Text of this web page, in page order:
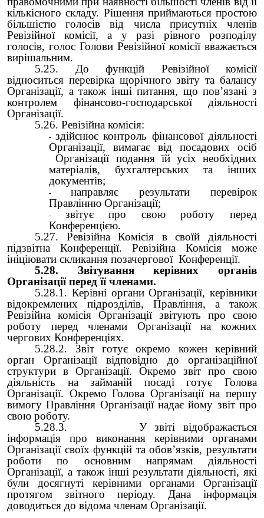
кількісного складу. Рішення приймаються простою
більшістю голосів від числа присутніх членів
Ревізійної комісії, а у разі рівного розподілу
голосів, голос Голови Ревізійної комісії вважається
вирішальним.
5.25. До функцій Ревізійної комісії
відноситься перевірка щорічного звіту та балансу
Організації, а також інші питання, що пов’язані з
контролем фінансово-господарської діяльності
Організації.
5.26. Ревізійна комісія:
здійснює контроль фінансової діяльності
Організації, вимагає від посадових осіб
Організації подання їй усіх необхідних
матеріалів, бухгалтерських та інших
документів;
направляє результати перевірок
Правлінню Організації;
звітує про свою роботу перед
Конференцією.
5.27. Ревізійна Комісія в своїй діяльності
підзвітна Конференції. Ревізійна Комісія може
ініціювати скликання позачергової Конференції.
5.28. Звітування керівних органів
Організації перед її членами.
5.28.1. Керівні органи Організації, керівники
відокремлених підрозділів, Правління, а також
Ревізійна комісія Організації звітують про свою
роботу перед членами Організації на кожних
чергових Конференціях.
5.28.2. Звіт готує окремо кожен керівний
орган Організації відповідно до організаційної
структури в Організації. Окремо звіт про свою
діяльність на займаній посаді готує Голова
Організації. Окремо Голова Організації на першу
вимогу Правління Організації надає йому звіт про
свою роботу.
5.28.3. У звіті відображається
інформація про виконання керівними органами
Організації своїх функцій та обов’язків, результати
роботи по основним напрямам діяльності
Організації, а також інші результати діяльності, які
були досягнуті керівними органами Організації
протягом звітного періоду. Дана інформація
доводиться до відома членам Організації.